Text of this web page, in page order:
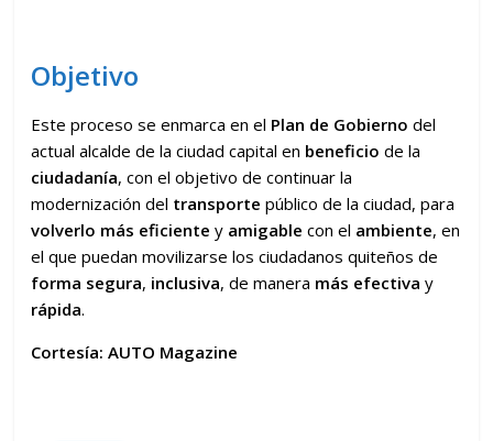
Objetivo
Este proceso se enmarca en el Plan de Gobierno del
actual alcalde de la ciudad capital en beneficio de la
ciudadanía, con el objetivo de continuar la
modernización del transportepúblico de la ciudad, para
volverlo más eficiente y amigable con el ambiente, en
el que puedan movilizarse los ciudadanos quiteños de
forma segura, inclusiva, de manera más efectiva y
rápida.
Cortesía: AUTO Magazine